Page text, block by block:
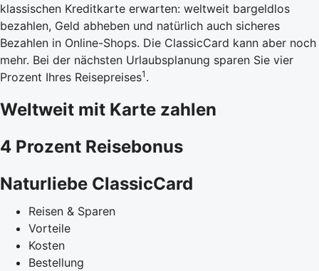
klassischen Kreditkarte erwarten: weltweit bargeldlos
bezahlen, Geld abheben und natürlich auch sicheres
Bezahlen in Online-Shops. Die ClassicCard kann aber noch
mehr. Bei der nächsten Urlaubsplanung sparen Sie vier
Prozent Ihres Reisepreises1 .
Weltweit mit Karte zahlen
4 Prozent Reisebonus
Naturliebe ClassicCard
Reisen & Sparen
Vorteile
Kosten
Bestellung